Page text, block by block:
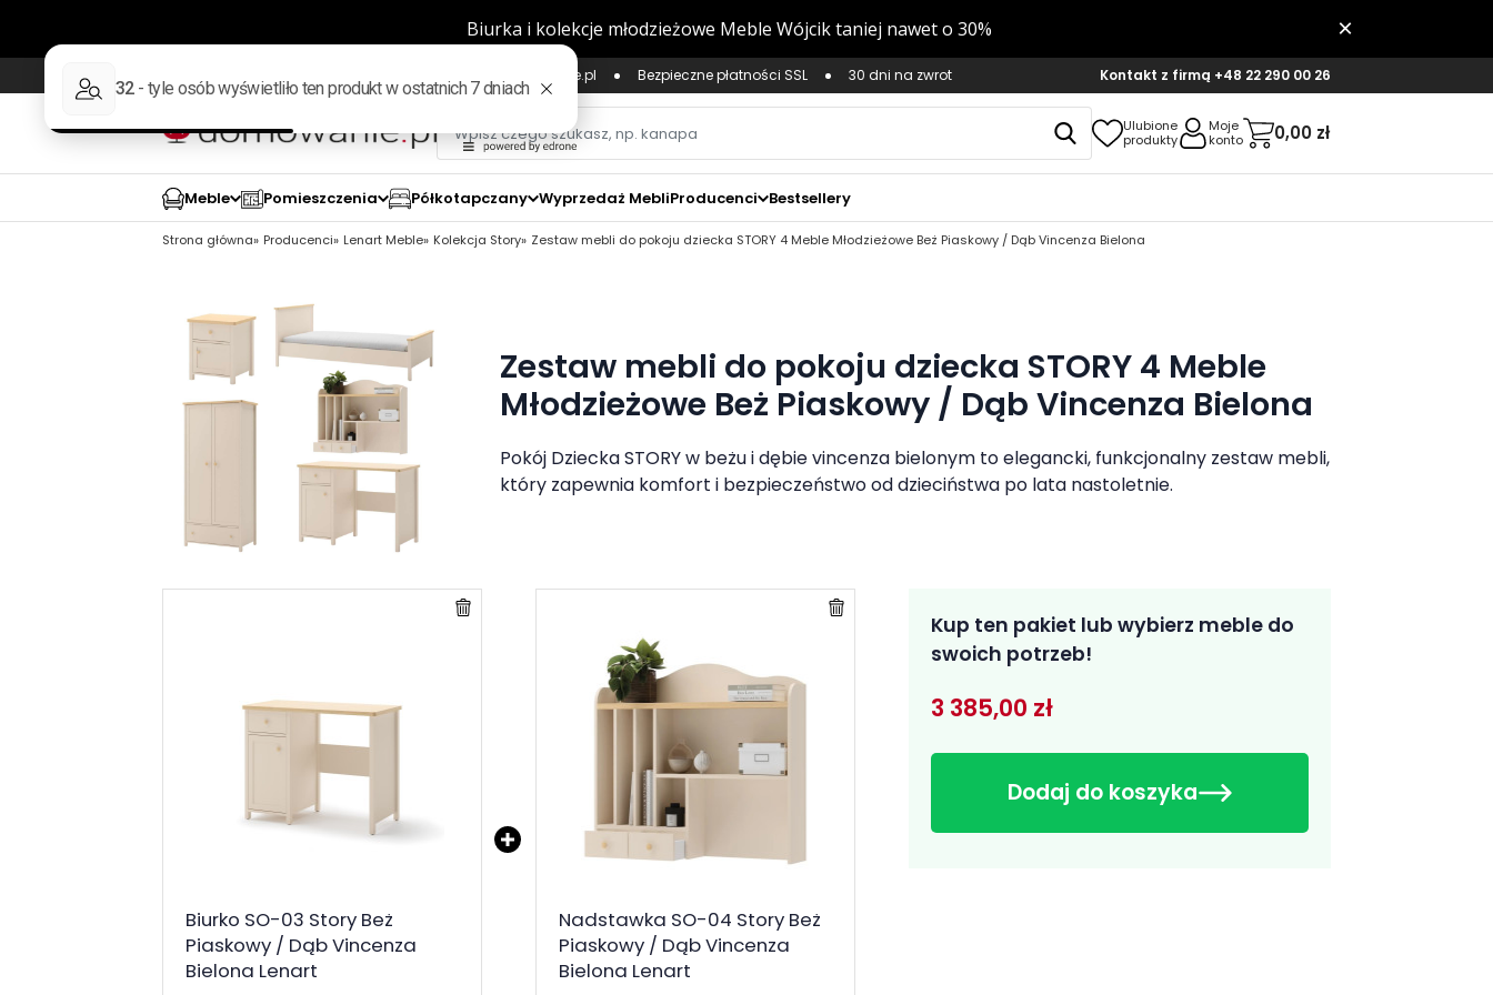
98% pozytywnych opinii według Zaufane.pl Bezpieczne płatności SSL 30 dni na zwrot Kontakt z firmą +48 22 290 00 26
Ulubione
produkty
Moje
konto
0,00 zł
Meble Pomieszczenia Półkotapczany Wyprzedaż MebliProducenci Bestsellery
Strona główna Producenci Lenart Meble Kolekcja Story Zestaw mebli do pokoju dziecka STORY 4 Meble Młodzieżowe Beż Piaskowy / Dąb Vincenza Bielona
Zestaw mebli do pokoju dziecka STORY 4 Meble
Młodzieżowe Beż Piaskowy / Dąb Vincenza Bielona
Pokój Dziecka STORY w beżu i dębie vincenza bielonym to elegancki, funkcjonalny zestaw mebli,
który zapewnia komfort i bezpieczeństwo od dzieciństwa po lata nastoletnie.
Biurko SO-03 Story Beż
Piaskowy / Dąb Vincenza
Bielona Lenart
Nadstawka SO-04 Story Beż
Piaskowy / Dąb Vincenza
Bielona Lenart
Kup ten pakiet lub wybierz meble do
swoich potrzeb!
3 385,00 zł
Dodaj do koszyka